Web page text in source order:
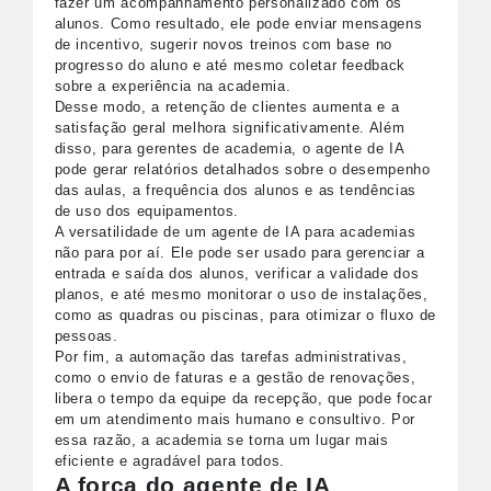
alunos. Como resultado, ele pode enviar mensagens
de incentivo, sugerir novos treinos com base no
progresso do aluno e até mesmo coletar feedback
sobre a experiência na academia.
Desse modo, a retenção de clientes aumenta e a
satisfação geral melhora significativamente. Além
disso, para gerentes de academia, o agente de IA
pode gerar relatórios detalhados sobre o desempenho
das aulas, a frequência dos alunos e as tendências
de uso dos equipamentos.
A versatilidade de um agente de IA para academias
não para por aí. Ele pode ser usado para gerenciar a
entrada e saída dos alunos, verificar a validade dos
planos, e até mesmo monitorar o uso de instalações,
como as quadras ou piscinas, para otimizar o fluxo de
pessoas.
Por fim, a automação das tarefas administrativas,
como o envio de faturas e a gestão de renovações,
libera o tempo da equipe da recepção, que pode focar
em um atendimento mais humano e consultivo. Por
essa razão, a academia se torna um lugar mais
eficiente e agradável para todos.
A força do agente de IA